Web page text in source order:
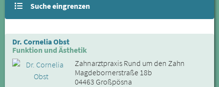
Suche eingrenzen
Dr. Cornelia Obst
Funktion und Ästhetik
Zahnarztpraxis Rund um den Zahn
Magdebornerstraße 18b
04463 Großpösna